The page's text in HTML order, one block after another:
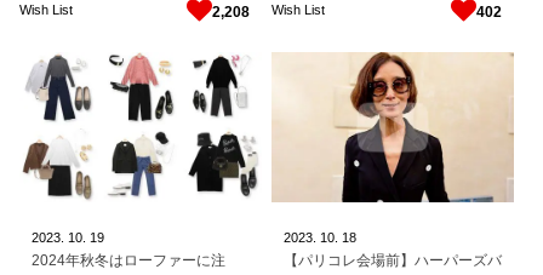
2,208
Wish List 402
Wish List
2023. 10. 19
2024年秋冬はローファーに注
2023. 10. 18
【パリコレ会場前】ハーパーズバ